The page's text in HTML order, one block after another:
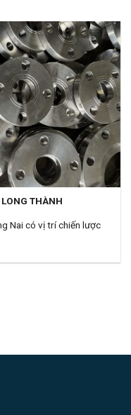
THÀNH
Nai có vị trí chiến lược